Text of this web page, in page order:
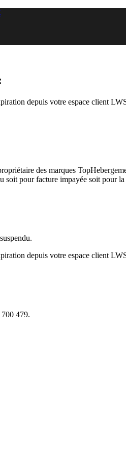
depuis votre espace client
des marques
soit pour facture impayée soit pour
depuis votre espace client
479.